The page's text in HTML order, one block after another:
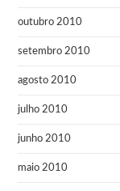
outubro 2010
setembro 2010
agosto 2010
julho 2010
junho 2010
maio 2010